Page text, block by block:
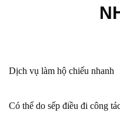
Dịch vụ làm hộ chiếu nhanh
Có thể do sếp điều đi công